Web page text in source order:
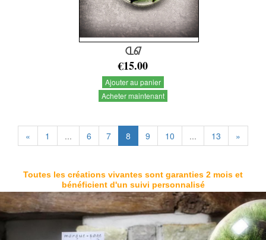
CL67
€15.00
Ajouter au panier
Acheter maintenant
« 1 ... 6 7 8 9 10 ... 13 »
Toutes les créations vivantes sont garanties 2 mois et
bénéficient d'un suivi personnalisé